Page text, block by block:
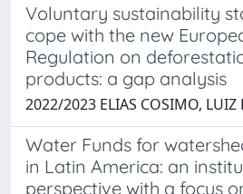
Voluntary sustainability
cope with the new
Regulation on
products: a gap analysis
2022/2023 ELIAS COSIMO, LUIZ
Water Funds for
in Latin America: an
perspective with a focus